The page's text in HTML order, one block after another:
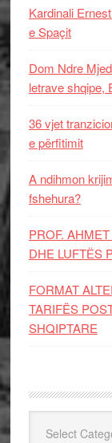
Kardinali
e Spaçit
Dom Ndre
letrave shqipe,
36 vjet
e përfitimit
A ndihmon
fshehura?
PROF.
DHE LUFTЁS
FORMAT
TARIFËS
SHQIPTARE